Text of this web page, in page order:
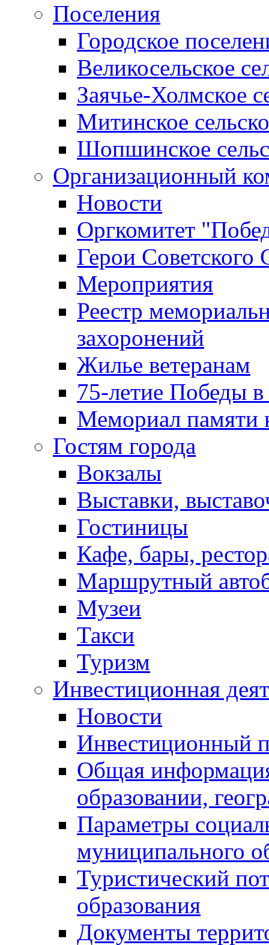
Поселения
Городское
Великосельское
Заячье-Холмское
Митинское
Шопшинское
Организационный
Новости
Оргкомитет
Герои Советского
Мероприятия
Реестр
захоронений
Жилье ветеранам
75-летие Победы
Мемориал памяти
Гостям города
Вокзалы
Выставки,
Гостиницы
Кафе, бары,
Маршрутный
Музеи
Такси
Туризм
Инвестиционная
Новости
Инвестиционный
Общая
образовании,
Параметры
муниципального
Туристический
образования
Документы